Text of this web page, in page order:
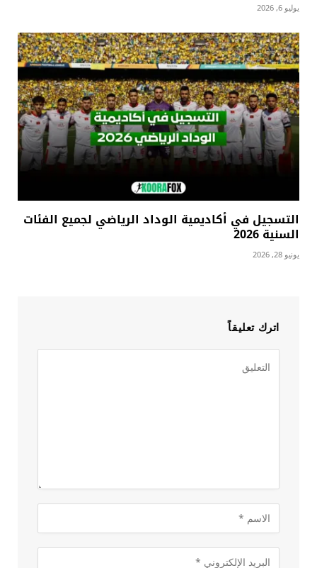
يوليو 6, 2026
التسجيل في أكاديمية الوداد الرياضي لجميع الفئات
السنية 2026
يونيو 28, 2026
اترك تعليقاً